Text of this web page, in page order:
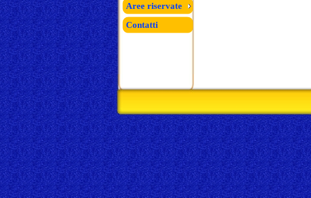
Aree riservate
Contatti